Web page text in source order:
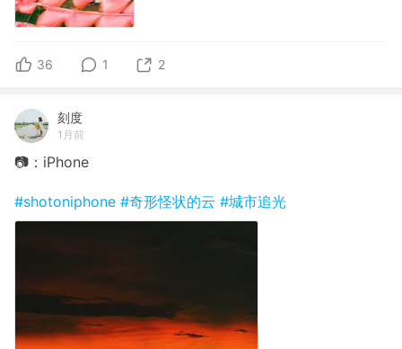
36 1 2
刻度
1月前
📷：iPhone
#shotoniphone #奇形怪状的云 #城市追光